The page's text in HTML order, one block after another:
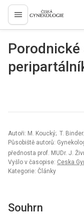
proLékaře.cz
Autoři: M. Koucký; T.
Působiště autorů:
přednosta prof. MUDr. J.
Vyšlo v časopise: Ceska
Kategorie: Články
Souhrn